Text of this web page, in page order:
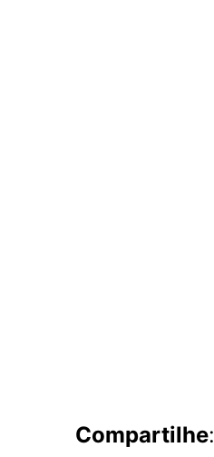
Compartilhe: